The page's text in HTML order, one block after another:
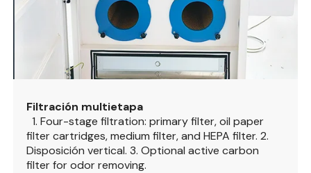
Filtración multietapa
1. Four-stage filtration: primary filter, oil paper
filter cartridges, medium filter, and HEPA filter.2.
Disposición vertical.3. Optional active carbon
filter for odor removing.